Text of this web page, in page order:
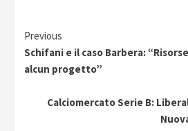
Continue
Reading
Previous
Schifani e il caso Barbera:
alcun progetto”
Calciomercato Serie B: